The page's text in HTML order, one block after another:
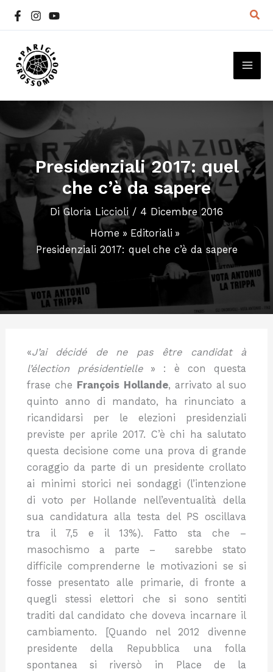
Presidenziali 2017: quel
che c’è da sapere
DiGloria Liccioli / 4 Dicembre 2016
Home
Editoriali
Presidenziali 2017: quel che c’è da sapere
«J’ai décidé de ne pas être candidat à
l’élection présidentielle» : è con questa
frase che François Hollande, arrivato al suo
quinto anno di mandato, ha rinunciato a
ricandidarsi per le elezioni presidenziali
previste per aprile 2017. C’è chi ha salutato
questa decisione come una prova di grande
coraggio da parte di un presidente crollato
ai minimi storici nei sondaggi (l’intenzione
di voto per Hollande nell’eventualità della
sua candidatura alla testa del PS oscillava
tra il 7,5 e il 13%). Fatto sta che –
masochismo a parte – sarebbe stato
difficile comprenderne le motivazioni se si
fosse presentato alle primarie, di fronte a
quegli stessi elettori che si sono sentiti
traditi dal candidato che doveva incarnare il
cambiamento. [Quando nel 2012 divenne
presidente della Repubblica una folla
spontanea si riversò in Place de la